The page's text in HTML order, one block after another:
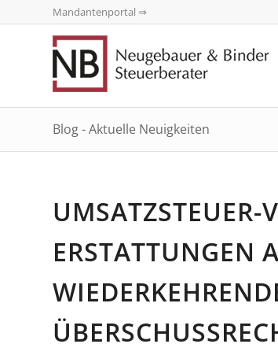
Mandantenportal ⇒
Blog - Aktuelle Neuigkeiten
ERSTATTUNGEN